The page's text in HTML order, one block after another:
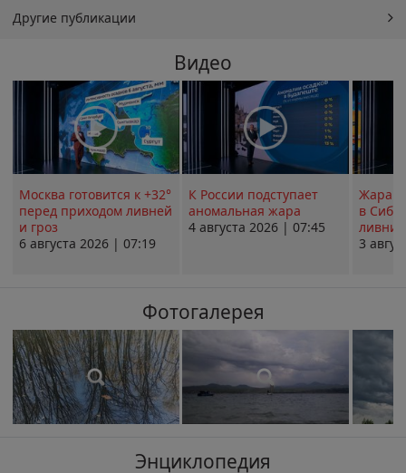
Другие публикации
Видео
Москва готовится к +32°
перед приходом ливней
и гроз
6 августа 2026 | 07:19
К России подступает
аномальная жара
4 августа 2026 | 07:45
Жара в
в
ливни
3
Фотогалерея
Энциклопедия